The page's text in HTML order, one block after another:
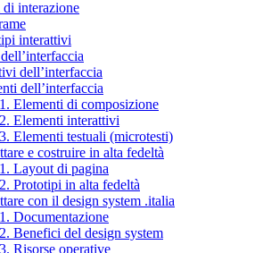
di interazione
interattivi
dell’interfaccia
dell’interfaccia
Elementi di composizione
Elementi interattivi
Elementi testuali (microtesti)
e costruire in alta fedeltà
Layout di pagina
Prototipi in alta fedeltà
con il design system .italia
Documentazione
Benefici del design system
Risorse operative